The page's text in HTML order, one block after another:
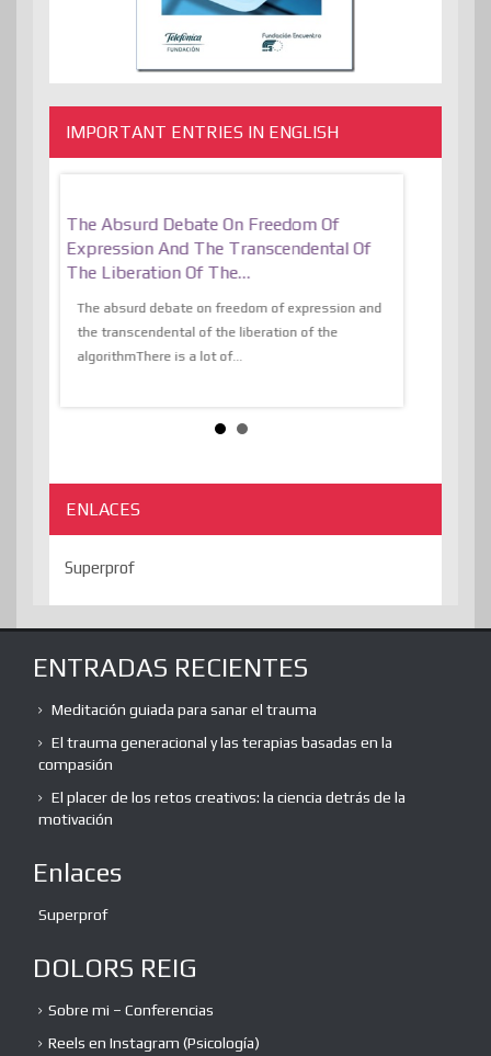
IMPORTANT ENTRIES IN ENGLISH
The Absurd Debate On Freedom Of
Expression And The Transcendental Of
The Liberation Of The…
The absurd debate on freedom of expression and
the transcendental of the liberation of the
algorithmThere is a lot of...
ENLACES
Superprof
ENTRADAS RECIENTES
Meditación guiada para sanar el trauma
El trauma generacional y las terapias basadas en la
compasión
El placer de los retos creativos: la ciencia detrás de la
motivación
Enlaces
Superprof
DOLORS REIG
Sobre mi – Conferencias
Reels en Instagram (Psicología)